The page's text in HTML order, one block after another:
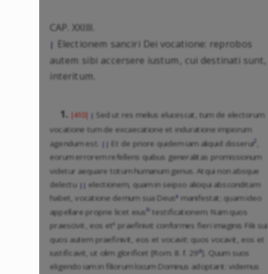
CAP. XXIIII.
| Electionem sanciri Dei vocatione: reprobos
autem sibi accersere iustum, cui destinati sunt,
interitum.
1.
|410| | Sed ut res melius elucescat, tum de electorum
vocatione tum de excaecatione et induratione impiorum
agendum est.
|| Et de priore quidem iam aliquid disserui2
eorum errorem refellens quibus generalitas promissionum
videtur aequare totum humanum genus. Atqui non absque
delectu || electionem, quam in seipso alioqui absconditam
habet, vocatione demum sua Deusa manifestat; quam ideo
appellare proprie licet eiusb testificationem. Nam quos
praescivit, eos etc praefinivit conformes fieri imaginis Filii sui:
quos autem praefinivit, eos et vocavit: quos vocavit, eos et
iustificavit, ut olim glorificet [Rom. 8. f. 29d]. Quum suos
eligendo iam in filiorum locum Dominus adoptarit: videmus